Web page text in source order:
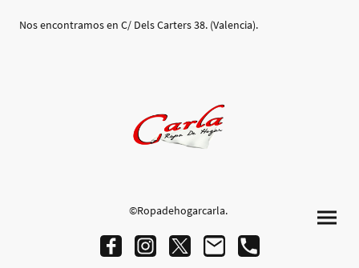
Nos encontramos en C/ Dels Carters 38. (Valencia).
©Ropadehogarcarla.